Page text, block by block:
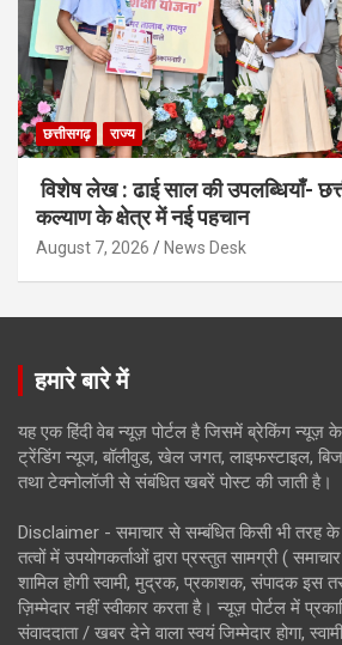
छत्तीसगढ़ राज्य
विशेष लेख : ढाई साल की उपलब्धियाँ-
कल्याण के क्षेत्र में नई पहचान
August 7, 2026 News Desk
हमारे बारे में
यह एक हिंदी वेब न्यूज़ पोर्टल है जिसमें ब्रेकिंग न्यूज़
ट्रेंडिंग न्यूज, बॉलीवुड, खेल जगत, लाइफस्टाइल,
तथा टेक्नोलॉजी से संबंधित खबरें पोस्ट की जाती है।
Disclaimer - समाचार से सम्बंधित किसी भी तरह
तत्वों में उपयोगकर्ताओं द्वारा प्रस्तुत सामग्री (
शामिल होगी स्वामी, मुद्रक, प्रकाशक, संपादक इस
ज़िम्मेदार नहीं स्वीकार करता है। न्यूज़ पोर्टल में
संवाददाता / खबर देने वाला स्वयं जिम्मेदार होगा,